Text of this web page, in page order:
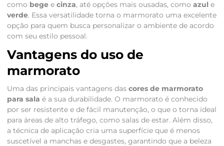
como begee cinza, até opções mais ousadas, como azul e
verde. Essa versatilidade torna o marmorato uma excelente
opção para quem busca personalizar o ambiente de acordo
com seu estilo pessoal.
Vantagens do uso de
marmorato
Uma das principais vantagens das cores de marmorato
para sala é a sua durabilidade. O marmorato é conhecido
por ser resistente e de fácil manutenção, o que o torna ideal
para áreas de alto tráfego, como salas de estar. Além disso,
a técnica de aplicação cria uma superfície que é menos
suscetível a manchas e desgastes, garantindo que a beleza